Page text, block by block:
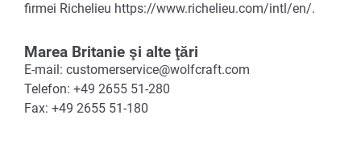
firmei Richelieu https://www.richelieu.com/intl/en/.
Marea Britanie şi alte ţări
E-mail: customerservice@wolfcraft.com
Telefon: +49 2655 51-280
Fax: +49 2655 51-180